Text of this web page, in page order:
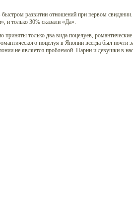
развитии отношений при первом
и только 30% сказали «Да».
приняты только два вида поцелуев,
поцелуя в Японии всегда был почти
не является проблемой. Парни и девушки в